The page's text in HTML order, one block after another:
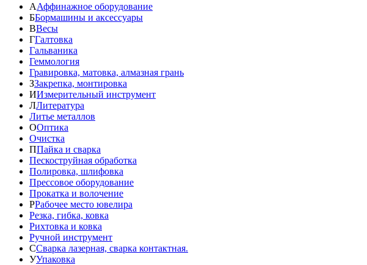
ААффинажное оборудование
ББормашины и аксессуары
ВВесы
ГГалтовка
Гальваника
Геммология
Гравировка, матовка, алмазная грань
ЗЗакрепка, монтировка
ИИзмерительный инструмент
ЛЛитература
Литье металлов
ООптика
Очистка
ППайка и сварка
Пескоструйная обработка
Полировка, шлифовка
Прессовое оборудование
Прокатка и волочение
РРабочее место ювелира
Резка, гибка, ковка
Рихтовка и ковка
Ручной инструмент
ССварка лазерная, сварка контактная.
УУпаковка